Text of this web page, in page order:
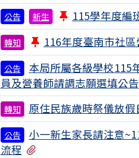
公告 新生 115學年度編
轉知 116年度臺南市社
公告
本局所屬各級學校115
員及營養師請調志願選填公告
轉知 原住民族歲時祭儀放假
公告
小一新生家長請注意
流程